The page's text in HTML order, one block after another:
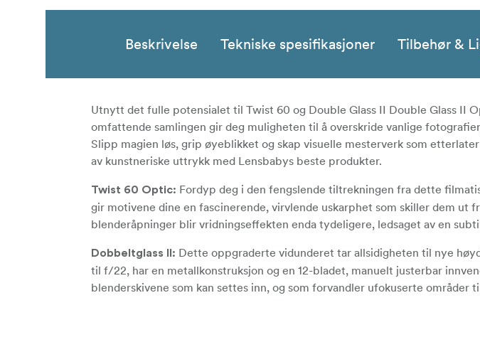
Beskrivelse Tekniske spesifikasjoner Tilbehør &
Utnytt det fulle potensialet til Twist 60 og Double Glass II Double Glass II
omfattende samlingen gir deg muligheten til å overskride vanlige
Slipp magien løs, grip øyeblikket og skap visuelle mesterverk som
av kunstneriske uttrykk med Lensbabys beste produkter.
Twist 60 Optic: Fordyp deg i den fengslende tiltrekningen fra dette
gir motivene dine en fascinerende, virvlende uskarphet som skiller dem ut
blenderåpninger blir vridningseffekten enda tydeligere, ledsaget av en
Dobbeltglass II: Dette oppgraderte vidunderet tar allsidigheten til nye
til f/22, har en metallkonstruksjon og en 12-bladet, manuelt justerbar
blenderskivene som kan settes inn, og som forvandler ufokuserte områder